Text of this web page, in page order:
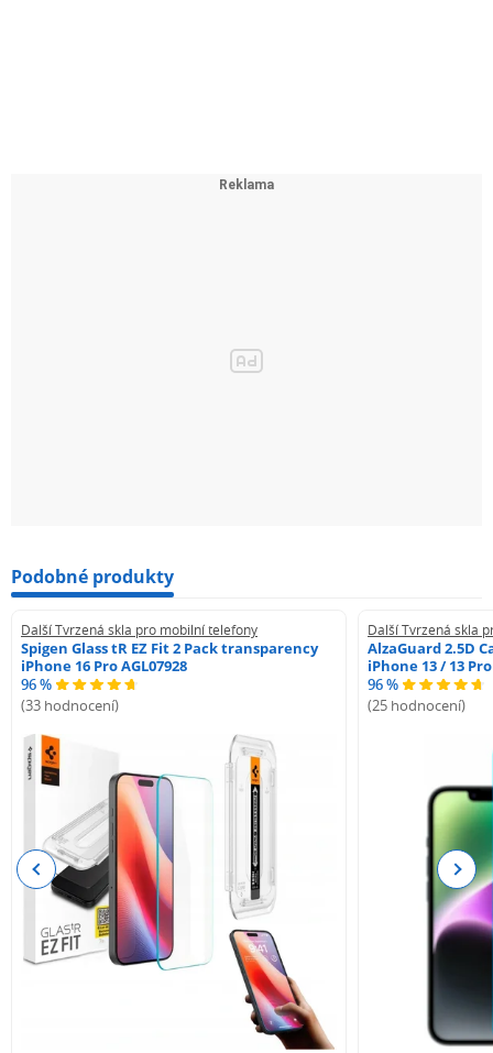
Podobné produkty
Další Tvrzená skla pro mobilní telefony
Spigen Glass tR EZ Fit 2 Pack transparency
iPhone 16 Pro AGL07928
96 %
(33 hodnocení)
Další Tvrzená skla
AlzaGuard 2.5D
iPhone 13 / 13 Pro
96 %
(25 hodnocení)
Previous Next